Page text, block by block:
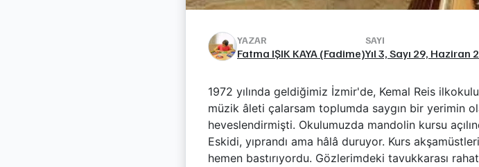
YAZAR
Fatma IŞIK KAYA (Fadime)
SAYI
Yıl 3, Sayı 29, Haziran
1972 yılında geldiğimiz İzmir'de, Kemal Reis
müzik âleti çalarsam toplumda saygın bir yerimin
heveslendirmişti. Okulumuzda mandolin kursu
Eskidi, yıprandı ama hâlâ duruyor. Kurs
hemen bastırıyordu. Gözlerimdeki tavukkarası